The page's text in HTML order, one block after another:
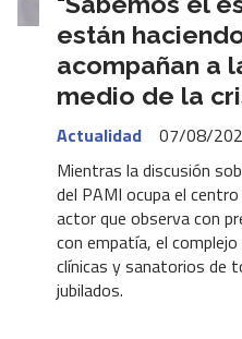
están
acompañan a
medio de la
Actualidad
07/08/
Mientras la discusión
del PAMI ocupa el
actor que observa con
con empatía, el
clínicas y sanatorios de
jubilados.